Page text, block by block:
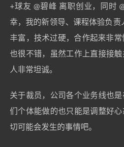
+球友 @碧峰 离职创业，同时
幸，我的新领导、课程体验负责
丰富，技术过硬，合作起来非
也很不错，虽然工作上直接接
人非常坦诚。
关于裁员，公司各个业务线也
们个体能做的也只能是调整好
切可能会发生的事情吧。